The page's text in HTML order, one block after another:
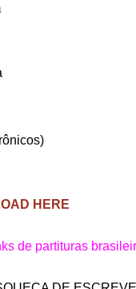
HERE
de partituras